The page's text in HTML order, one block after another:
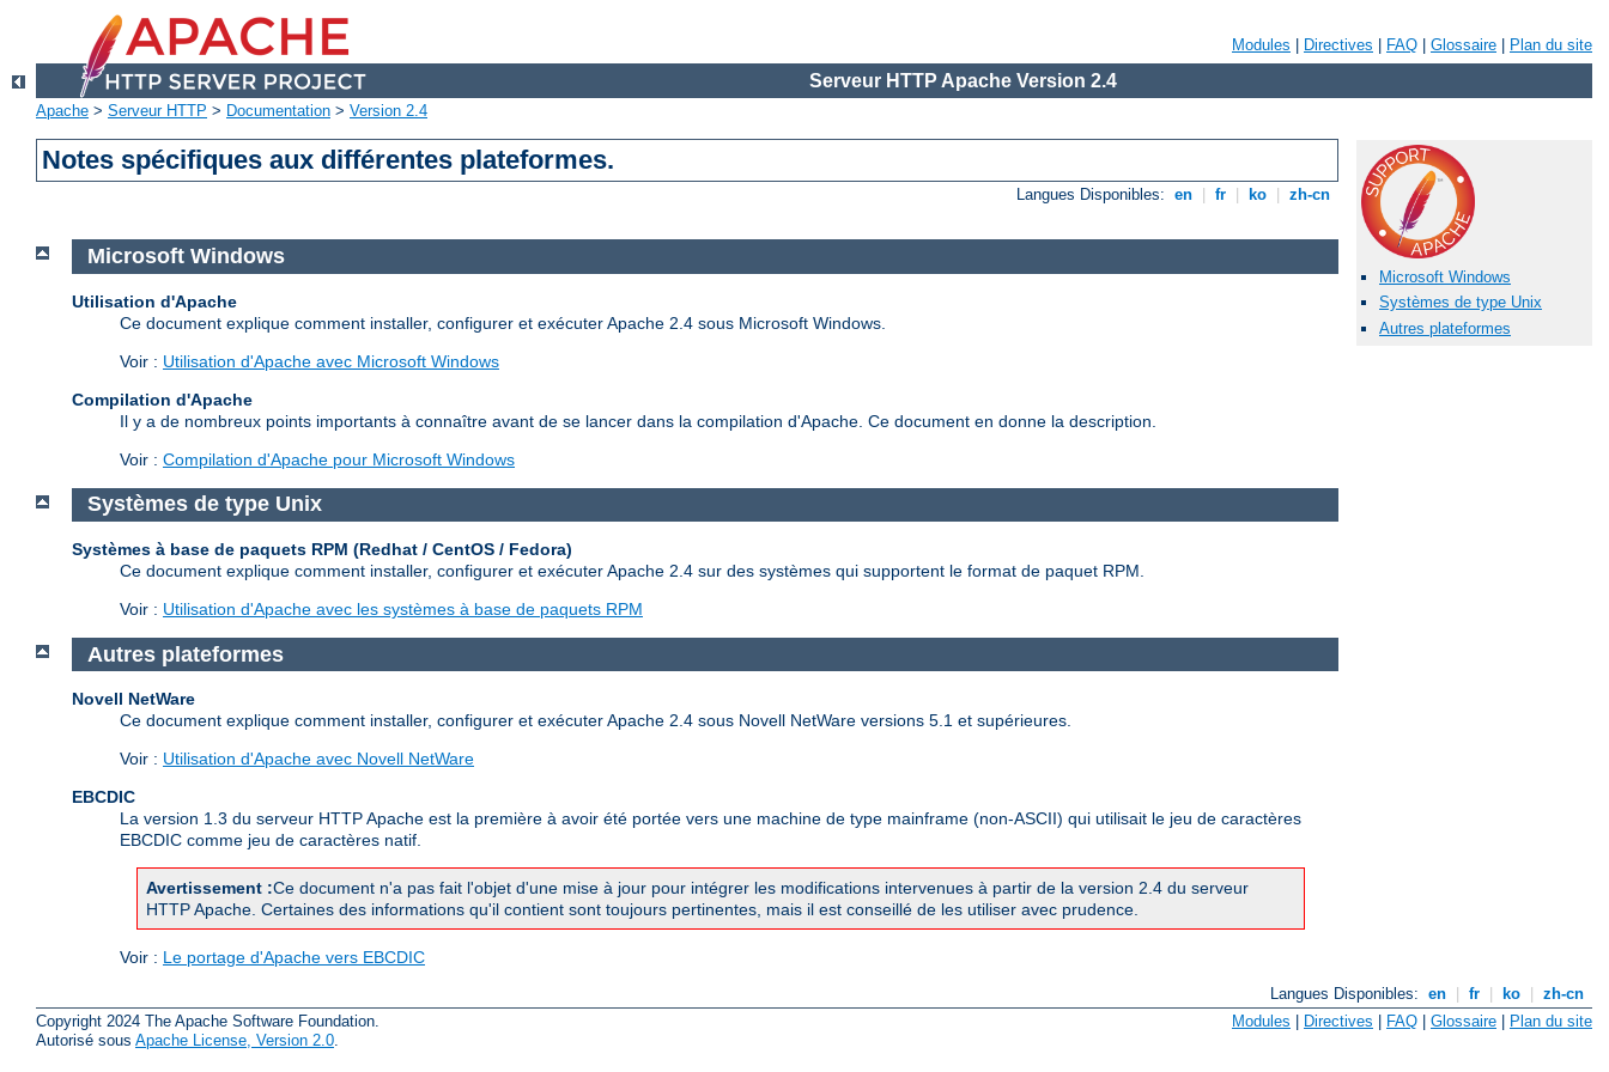
Modules Directives FAQ Glossaire Plan du site
Serveur HTTP Apache Version 2.4
Apache > Serveur HTTP > Documentation > Version 2.4
Notes spécifiques aux différentes plateformes.
Langues Disponibles: en fr ko zh-cn
Microsoft Windows
Systèmes de type Unix
Autres plateformes
Microsoft Windows
Utilisation d'Apache
Ce document explique comment installer, configurer et exécuter Apache 2.4 sous Microsoft Windows.
Voir : Utilisation d'Apache avec Microsoft Windows
Compilation d'Apache
Il y a de nombreux points importants à connaître avant de se lancer dans la compilation d'Apache. Ce document en donne la description.
Voir : Compilation d'Apache pour Microsoft Windows
Systèmes de type Unix
Systèmes à base de paquets RPM (Redhat / CentOS / Fedora)
Ce document explique comment installer, configurer et exécuter Apache 2.4 sur des systèmes qui supportent le format de paquet RPM.
Voir : Utilisation d'Apache avec les systèmes à base de paquets RPM
Autres plateformes
Novell NetWare
Ce document explique comment installer, configurer et exécuter Apache 2.4 sous Novell NetWare versions 5.1 et supérieures.
Voir : Utilisation d'Apache avec Novell NetWare
EBCDIC
La version 1.3 du serveur HTTP Apache est la première à avoir été portée vers une machine de type mainframe (non-ASCII) qui utilisait le jeu de caractères
EBCDIC comme jeu de caractères natif.
Avertissement :Ce document n'a pas fait l'objet d'une mise à jour pour intégrer les modifications intervenues à partir de la version 2.4 du serveur
HTTP Apache. Certaines des informations qu'il contient sont toujours pertinentes, mais il est conseillé de les utiliser avec prudence.
Voir : Le portage d'Apache vers EBCDIC
Langues Disponibles: en fr ko
zh-cn
Copyright 2024 The Apache Software Foundation.
Autorisé sous Apache License, Version 2.0
Modules Directives FAQ Glossaire Plan du site